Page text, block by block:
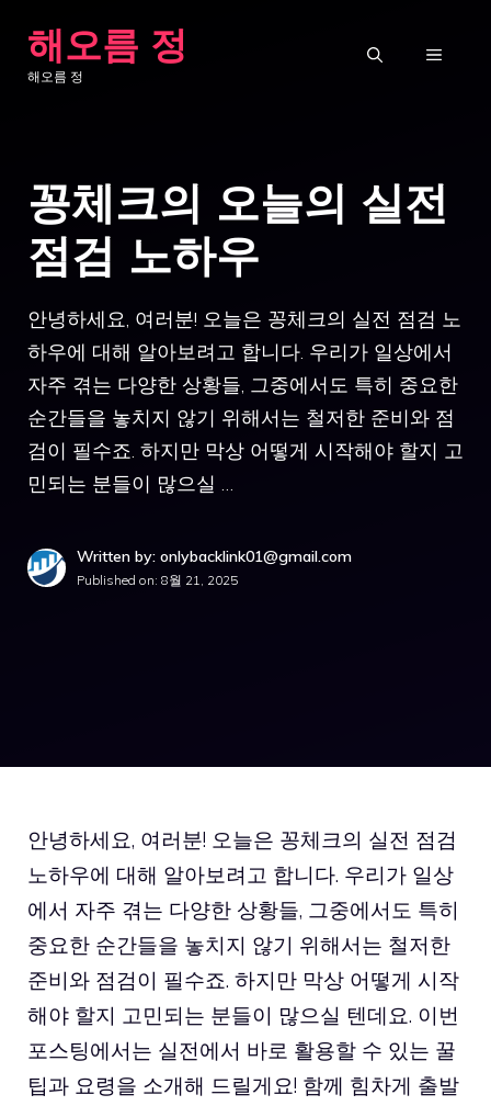
해오름 정
해오름 정
메
꽁체크의 오늘의 실전
점검 노하우
안녕하세요, 여러분! 오늘은 꽁체크의 실전 점검 노
하우에 대해 알아보려고 합니다. 우리가 일상에서
자주 겪는 다양한 상황들, 그중에서도 특히 중요한
순간들을 놓치지 않기 위해서는 철저한 준비와 점
검이 필수죠. 하지만 막상 어떻게 시작해야 할지 고
민되는 분들이 많으실 …
Written by: onlybacklink01@gmail.com
Published on: 8월 21, 2025
안녕하세요, 여러분! 오늘은 꽁체크의 실전 점검
노하우에 대해 알아보려고 합니다. 우리가 일상
에서 자주 겪는 다양한 상황들, 그중에서도 특히
중요한 순간들을 놓치지 않기 위해서는 철저한
준비와 점검이 필수죠. 하지만 막상 어떻게 시작
해야 할지 고민되는 분들이 많으실 텐데요. 이번
포스팅에서는 실전에서 바로 활용할 수 있는 꿀
팁과 요령을 소개해 드릴게요! 함께 힘차게 출발